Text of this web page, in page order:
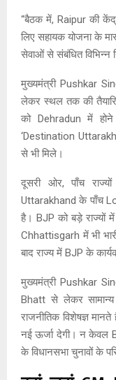
“बैठक में, Raipur की
लिए सहायक योजना के
सेवाओं से संबंधित
मुख्यमंत्री Pushkar
लेकर स्थल तक की
को Dehradun में होने
‘Destination
से भी मिले।
दूसरी ओर, पाँच
Uttarakhand के पाँच
है। BJP को बड़े
Chhattisgarh में भी
बाद राज्य में BJP के
मुख्यमंत्री Pushkar
Bhatt से लेकर
राजनीतिक विशेषज्ञ
नई ऊर्जा देगी। न केवल
के विधानसभा चुनावों के